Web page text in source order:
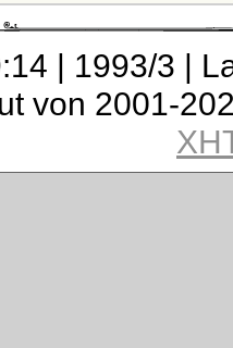
| 1993/3 |
von 2001-